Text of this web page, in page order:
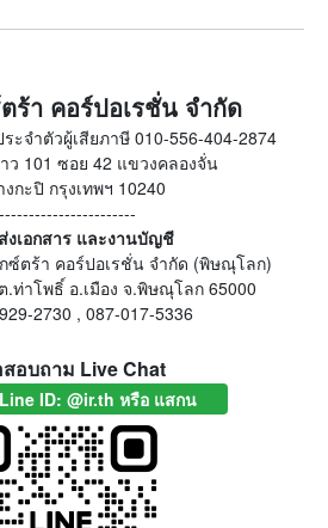
ร้า คอร์ปอเรชั่น จำกัด
ะจำตัวผู้เสียภาษี 010-556-404-2874
ว 101 ซอย 42 แขวงคลองจั่น
งกะปิ กรุงเทพฯ 10240
งเอกสาร และงานบัญชี
ซ์ตร้า คอร์ปอเรชั่น จำกัด (พิษณุโลก)
.ท่าโพธิ์ อ.เมือง จ.พิษณุโลก 65000
2730 , 087-017-5336
อบถาม Live Chat
ID: @ir.th หรือ แสกน